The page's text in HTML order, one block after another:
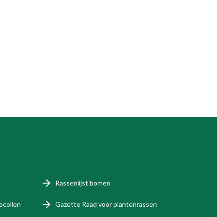
Rassenlijst bomen
Gazette Raad voor plantenrassen